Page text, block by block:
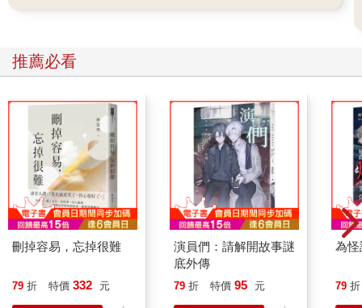
推薦必看
刪掉容易，忘掉很難
79 折 特價 332 元
演員們：請解開故事謎
底外傳
79 折 特價 95 元
為怪
79 折